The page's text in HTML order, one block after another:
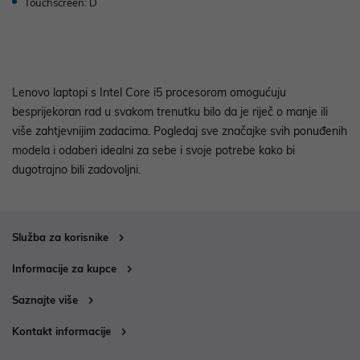
Lenovo laptopi s Intel Core i5 procesorom omogućuju
besprijekoran rad u svakom trenutku bilo da je riječ o manje ili
više zahtjevnijim zadacima. Pogledaj sve značajke svih ponuđenih
modela i odaberi idealni za sebe i svoje potrebe kako bi
dugotrajno bili zadovoljni.
Služba za korisnike
Informacije za kupce
Saznajte više
Kontakt informacije